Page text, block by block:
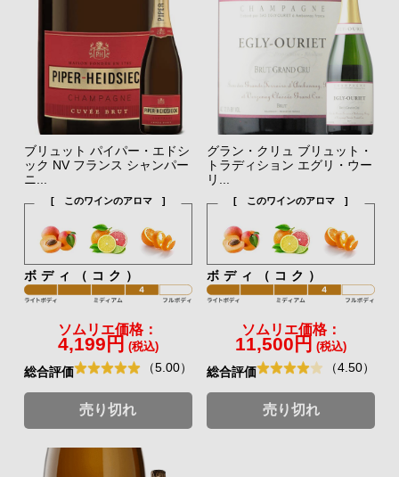
ブリュット パイパー・エドシ
ック NV フランス シャンパー
ニ...
[ このワインのアロマ ]
ボディ（コク）
ソムリエ価格：
4,199円 (税込)
総合評価 （5.00）
売り切れ
グラン・クリュ ブリュット・
トラディション エグリ・ウー
リ...
[ このワインのアロマ ]
ボディ（コク）
ソムリエ価格：
11,500円 (税込)
総合評価 （4.50）
売り切れ